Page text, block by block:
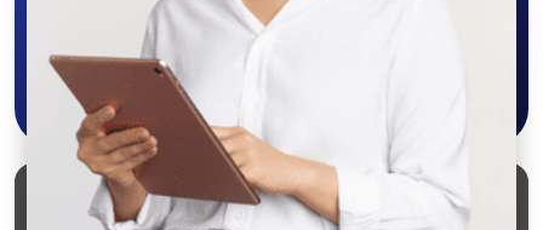
Скачать в Google Play
Маркеты Блог
О проекте